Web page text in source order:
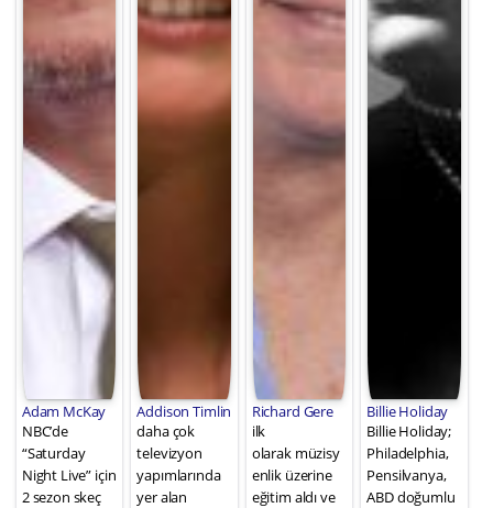
Adam McKay
NBC’de
“Saturday
Night Live” için
2 sezon skeç
Addison Timlin
daha çok
televizyon
yapımlarında
yer alan
Richard Gere
ilk
olarak müzisy
enlik üzerine
eğitim aldı ve
Billie Holiday
Billie Holiday;
Philadelphia,
Pensilvanya,
ABD doğumlu